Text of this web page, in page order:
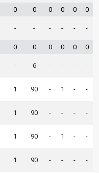
0 0 0 0 0 0
- - - - - -
0 0 0 0 0 0
- 6 - - - -
1 90 - 1 - -
1 90 - - - -
1 90 - 1 - -
1 90 - - - -